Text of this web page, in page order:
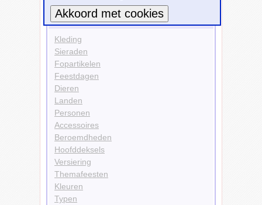
Carnavalsartikelen
Kleding
Sieraden
Fopartikelen
Feestdagen
Dieren
Landen
Personen
Accessoires
Beroemdheden
Hoofddeksels
Versiering
Themafeesten
Kleuren
Typen